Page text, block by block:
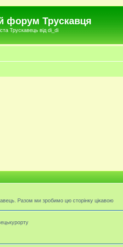
форум Трускавця
Трускавець від di_di
Разом ми зробимо цю сторінку цікавою